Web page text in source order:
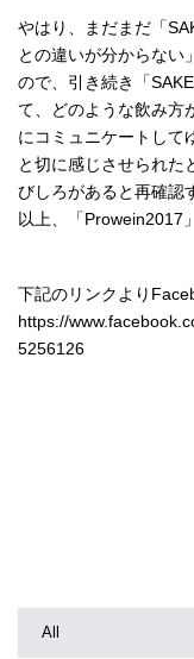
やはり、まだまだ「
との違いが分からない
ので、引き続き「
て、どのような飲み方
にコミュニケートして
と切に感じさせられた
びしろがあると再確認
以上、「Prowein2017
下記のリンクより
https://
5256126
All